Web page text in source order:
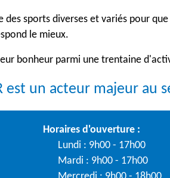
sports diverses et variés pour
le mieux.
bonheur parmi une trentaine
est un acteur majeur au
Horaires d'ouverture :
Lundi : 9h00 - 17h00
Mardi : 9h00 - 17h00